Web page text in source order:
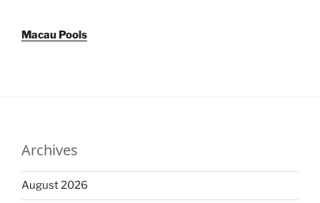
Macau Pools
Archives
August 2026